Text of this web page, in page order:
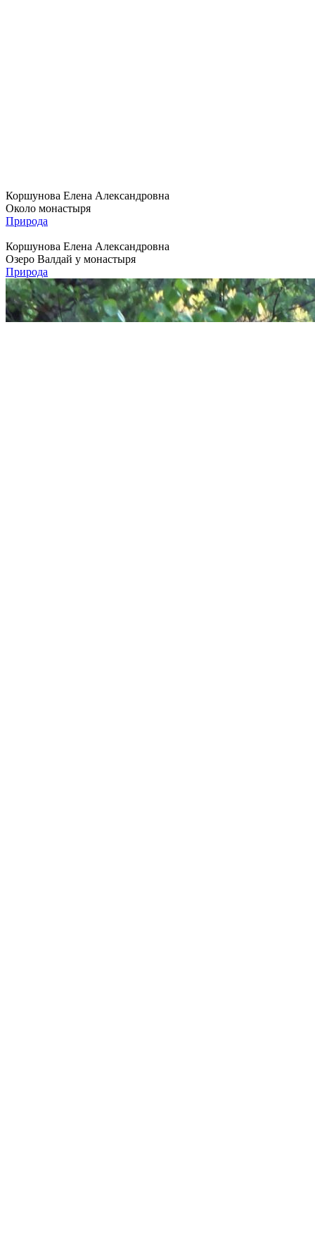
Коршунова Елена Александровна
Около монастыря
Природа
Коршунова Елена Александровна
Озеро Валдай у монастыря
Природа